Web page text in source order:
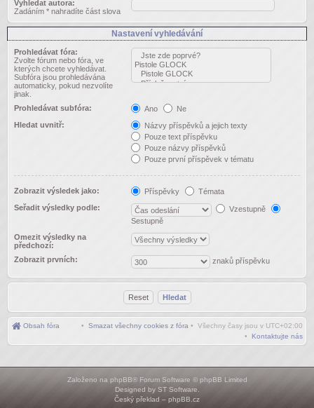
Vyhledat autora:
Zadáním * nahradíte část slova
Nastavení vyhledávání
Prohledávat fóra:
Zvolte fórum nebo fóra, ve
kterých chcete vyhledávat.
Subfóra jsou prohledávána
automaticky, pokud nezvolíte
jinak.
Prohledávat subfóra:
Ano
Ne
Hledat uvnitř:
Názvy příspěvků a jejich texty
Pouze text příspěvku
Pouze názvy příspěvků
Pouze první příspěvek v tématu
Zobrazit výsledek jako: Příspěvky
Témata
Seřadit výsledky podle:
Vzestupně
Sestupně
Omezit výsledky na
předchozí:
Zobrazit prvních:
znaků příspěvku
Obsah fóra • Všechny časy jsou v UTC+02:00
• Smazat všechny cookies z fóra
• Kontaktujte nás
Založeno na phpBB® Forum Software © phpBB Limited
Designed by ST Software
Český překlad – phpBB.cz